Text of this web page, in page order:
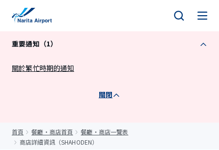
重要通知（1）
關於繁忙時期的通知
關閉
首頁 餐廳・商店首頁
餐廳・商店一覽表
商店詳細資訊（SHAHODEN）